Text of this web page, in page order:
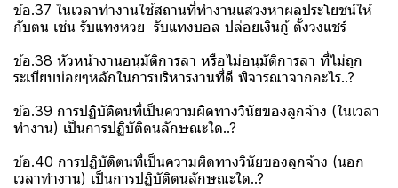
ข้อ.37 ในเวลาทำงานใช้สถานที่ทำงานแสวงหาผลประโยชน์ให้
กับตน เช่น รับแทงหวย รับแทงบอล ปล่อยเงินกู้ ตั้งวงแชร์
ข้อ.38 หัวหน้างานอนุมัติการลา หรือไม่อนุมัติการลา ที่ไม่ถูก
ระเบียบบ่อยๆหลักในการบริหารงานที่ดี พิจารณาจากอะไร..?
ข้อ.39 การปฏิบัติตนที่เป็นความผิดทางวินัยของลูกจ้าง (ในเวลา
ทำงาน) เป็นการปฏิบัติตนลักษณะใด..?
ข้อ.40 การปฏิบัติตนที่เป็นความผิดทางวินัยของลูกจ้าง (นอก
เวลาทำงาน) เป็นการปฏิบัติตนลักษณะใด..?